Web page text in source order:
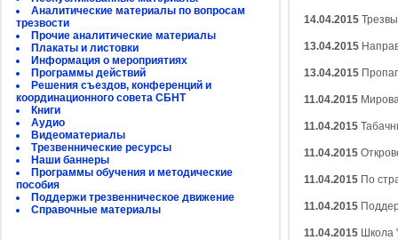
Аналитические материалы по вопросам
трезвости
Прочие аналитические материалы
Плакаты и листовки
Информация о мероприятиях
Программы действий
Решения съездов, конференций и
координационного совета СБНТ
Книги
Аудио
Видеоматериалы
Трезвеннические ресурсы
Наши баннеры
Программы обучения и методические
пособия
Поддержи трезвенническое движение
Справочные материалы
14.04.2015
13.04.2015
13.04.2015
11.04.2015
11.04.2015
11.04.2015
11.04.2015 По
11.04.2015
11.04.2015 Школа